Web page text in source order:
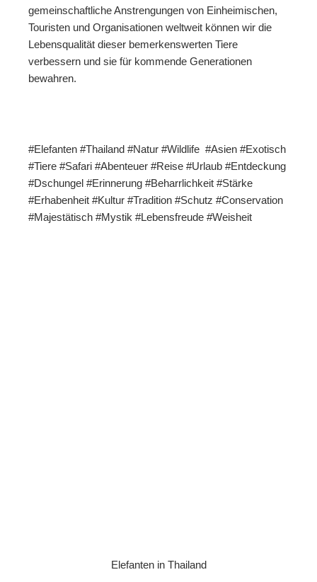
gemeinschaftliche Anstrengungen von Einheimischen,
Touristen und Organisationen weltweit können wir die
Lebensqualität dieser bemerkenswerten Tiere
verbessern und sie für kommende Generationen
bewahren.
#Elefanten #Thailand #Natur #Wildlife #Asien #Exotisch
#Tiere #Safari #Abenteuer #Reise #Urlaub #Entdeckung
#Dschungel #Erinnerung #Beharrlichkeit #Stärke
#Erhabenheit #Kultur #Tradition #Schutz #Conservation
#Majestätisch #Mystik #Lebensfreude #Weisheit
Elefanten in Thailand